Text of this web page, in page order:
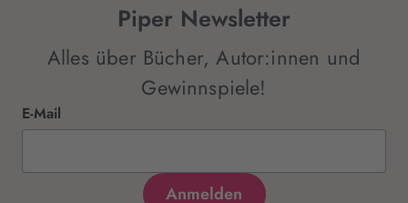
Piper Newsletter
Alles über Bücher, Autor:innen und
Gewinnspiele!
E-Mail